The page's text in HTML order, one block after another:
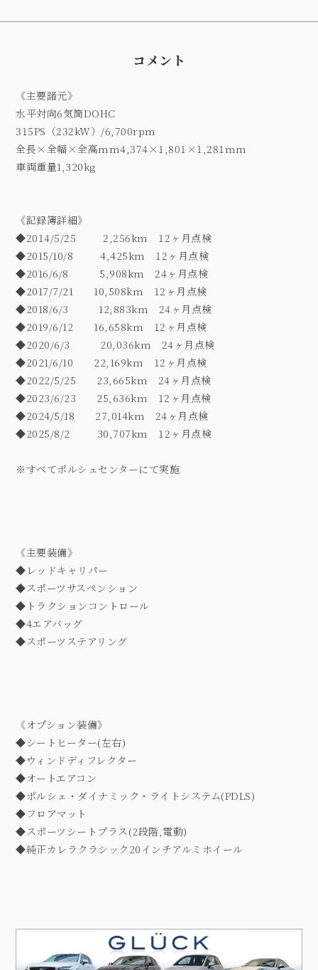
コメント
《主要諸元》
水平対向6気筒DOHC
315PS（232kW）/6,700rpm
全長×全幅×全高mm4,374×1,801×1,281mm
車両重量1,320kg
《記録簿詳細》
◆2014/5/25 2,256km 12ヶ月点検
◆2015/10/8 4,425km 12ヶ月点検
◆2016/6/8 5,908km 24ヶ月点検
◆2017/7/21 10,508km 12ヶ月点検
◆2018/6/3 12,883km 24ヶ月点検
◆2019/6/12 16,658km 12ヶ月点検
◆2020/6/3 20,036km 24ヶ月点検
◆2021/6/10 22,169km 12ヶ月点検
◆2022/5/25 23,665km 24ヶ月点検
◆2023/6/23 25,636km 12ヶ月点検
◆2024/5/18 27,014km 24ヶ月点検
◆2025/8/2 30,707km 12ヶ月点検
※すべてポルシェセンターにて実施
《主要装備》
◆レッドキャリパー
◆スポーツサスペンション
◆トラクションコントロール
◆4エアバッグ
◆スポーツステアリング
《オプション装備》
◆シートヒーター(左右)
◆ウィンドディフレクター
◆オートエアコン
◆ポルシェ・ダイナミック・ライトシステム(PDLS)
◆フロアマット
◆スポーツシートプラス(2段階,電動)
◆純正カレラクラシック20インチアルミホイール